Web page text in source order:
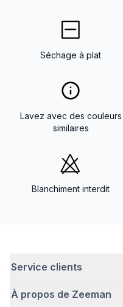
Séchage à plat
Lavez avec des couleurs
similaires
Blanchiment interdit
Service clients
Questions fréquentes
À propos de Zeeman